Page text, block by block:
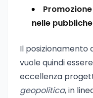
nelle
Il posizionamento
vuole quindi
eccellenza
geopolitica, in